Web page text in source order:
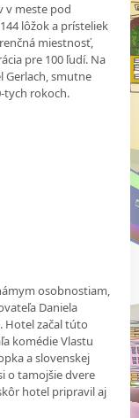
v meste pod
lôžok a prísteliek
miestnosť,
pre 100 ľudí. Na
Gerlach, smutne
tych rokoch.
osobnostiam,
Daniela
Hotel začal túto
komédie Vlastu
a slovenskej
o tamojšie dvere
hotel pripravil aj